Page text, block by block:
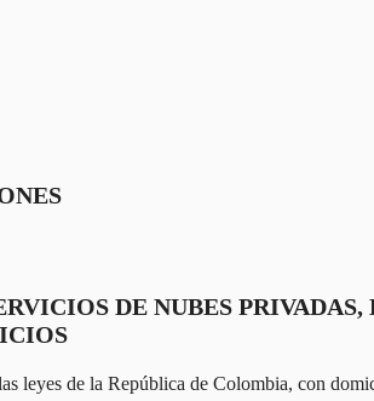
DE NUBES
de la República de Colombia, con